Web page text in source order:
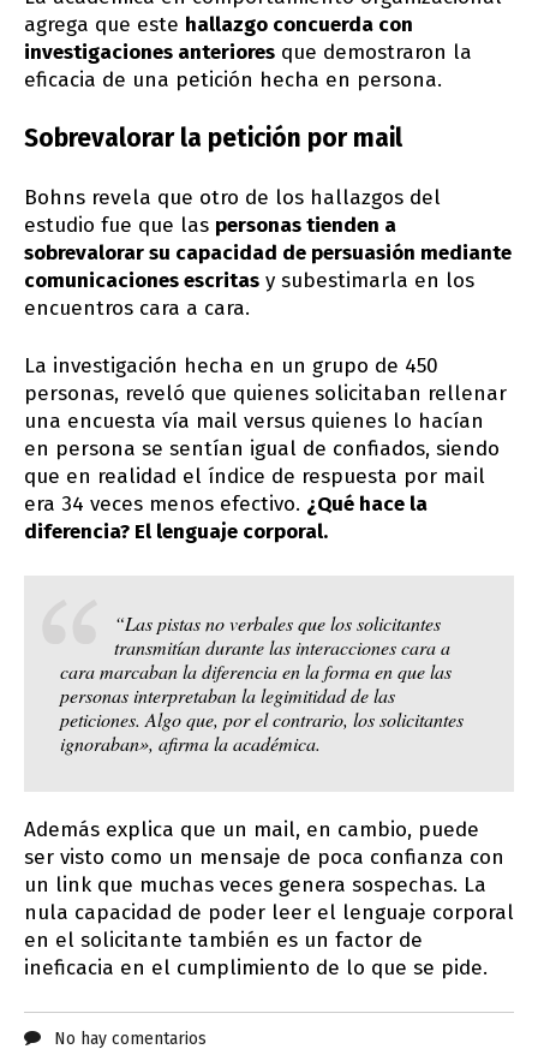
agrega que este hallazgo concuerda con
investigaciones anteriores que demostraron la
eficacia de una petición hecha en persona.
Sobrevalorar la petición por mail
Bohns revela que otro de los hallazgos del
estudio fue que las personas tienden a
sobrevalorar su capacidad de persuasión mediante
comunicaciones escritas y subestimarla en los
encuentros cara a cara.
La investigación hecha en un grupo de 450
personas, reveló que quienes solicitaban rellenar
una encuesta vía mail versus quienes lo hacían
en persona se sentían igual de confiados, siendo
que en realidad el índice de respuesta por mail
era 34 veces menos efectivo. ¿Qué hace la
diferencia? El lenguaje corporal.
“Las pistas no verbales que los solicitantes
transmitían durante las interacciones cara a
cara marcaban la diferencia en la forma en que las
personas interpretaban la legimitidad de las
peticiones. Algo que, por el contrario, los solicitantes
ignoraban», afirma la académica.
Además explica que un mail, en cambio, puede
ser visto como un mensaje de poca confianza con
un link que muchas veces genera sospechas. La
nula capacidad de poder leer el lenguaje corporal
en el solicitante también es un factor de
ineficacia en el cumplimiento de lo que se pide.
No hay comentarios